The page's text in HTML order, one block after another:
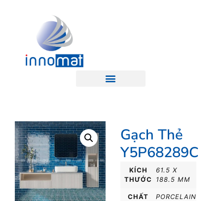
Gạch Thẻ
Y5P68289C
KÍCH
THƯỚC
61.5 X
188.5 MM
CHẤT
PORCELAIN